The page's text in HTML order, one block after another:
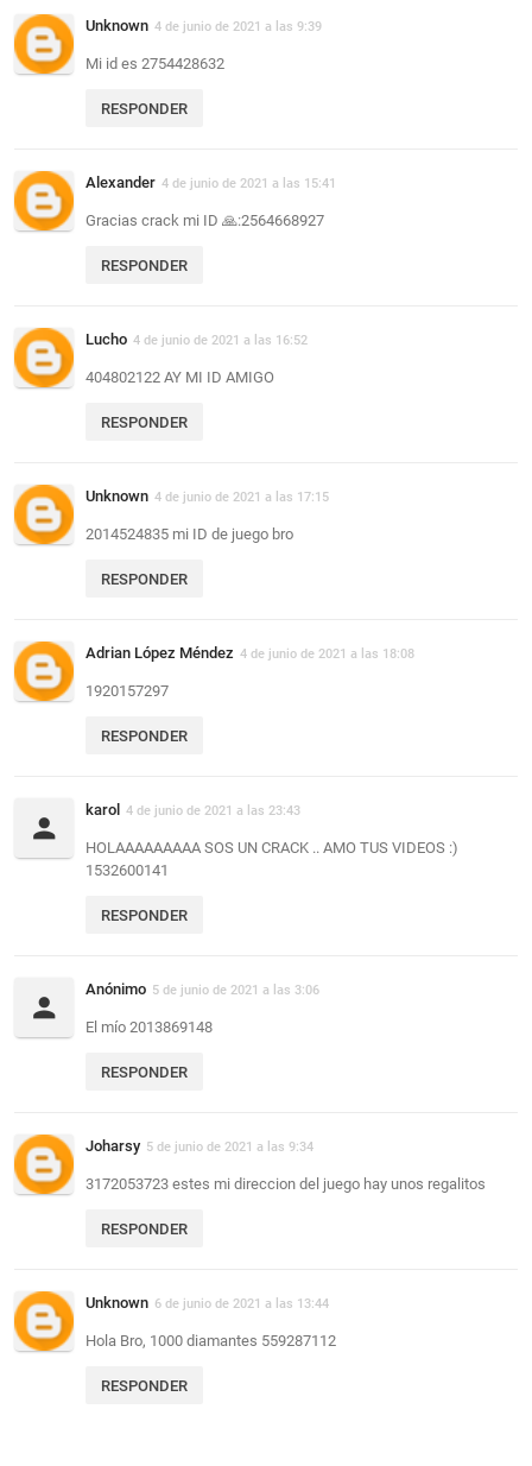
Unknown 4 de junio de 2021 a las 9:39
Mi id es 2754428632
RESPONDER
Alexander 4 de junio de 2021 a las 15:41
Gracias crack mi ID 🙏:2564668927
RESPONDER
Lucho 4 de junio de 2021 a las 16:52
404802122 AY MI ID AMIGO
RESPONDER
Unknown 4 de junio de 2021 a las 17:15
2014524835 mi ID de juego bro
RESPONDER
Adrian López Méndez 4 de junio de 2021 a las 18:08
1920157297
RESPONDER
karol 4 de junio de 2021 a las 23:43
HOLAAAAAAAAA SOS UN CRACK .. AMO TUS VIDEOS :)
1532600141
RESPONDER
Anónimo 5 de junio de 2021 a las 3:06
El mío 2013869148
RESPONDER
Joharsy 5 de junio de 2021 a las 9:34
3172053723 estes mi direccion del juego hay unos regalitos
RESPONDER
Unknown 6 de junio de 2021 a las 13:44
Hola Bro, 1000 diamantes 559287112
RESPONDER